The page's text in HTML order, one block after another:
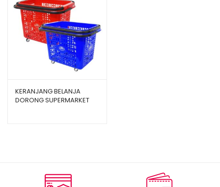
KERANJANG BELANJA
DORONG SUPERMARKET